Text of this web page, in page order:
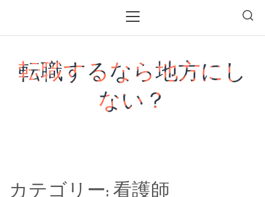
Menu
転職するなら地方にし
ない？
カテゴリー: 看護師